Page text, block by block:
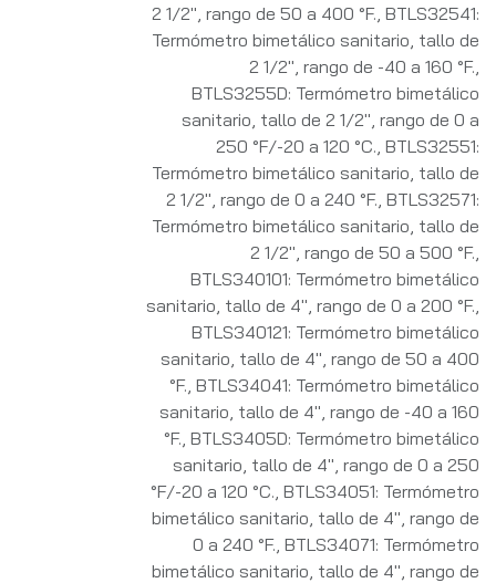
2 1/2", rango de 50 a 400 °F. BTLS32541:
Termómetro bimetálico sanitario, tallo de
2 1/2", rango de -40 a 160 °F.
BTLS3255D: Termómetro bimetálico
sanitario, tallo de 2 1/2", rango de 0 a
250 °F/-20 a 120 °C. BTLS32551:
Termómetro bimetálico sanitario, tallo de
2 1/2", rango de 0 a 240 °F. BTLS32571:
Termómetro bimetálico sanitario, tallo de
2 1/2", rango de 50 a 500 °F.
BTLS340101: Termómetro bimetálico
sanitario, tallo de 4", rango de 0 a 200 °F.
BTLS340121: Termómetro bimetálico
sanitario, tallo de 4", rango de 50 a 400
°F. BTLS34041: Termómetro bimetálico
sanitario, tallo de 4", rango de -40 a 160
°F. BTLS3405D: Termómetro bimetálico
sanitario, tallo de 4", rango de 0 a 250
°F/-20 a 120 °C. BTLS34051: Termómetro
bimetálico sanitario, tallo de 4", rango de
0 a 240 °F. BTLS34071: Termómetro
bimetálico sanitario, tallo de 4", rango de